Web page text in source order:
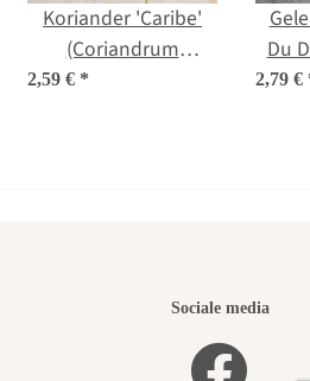
Koriander 'Caribe'
(Coriandrum
sativum) bio zaad
2,59 € *
Du
2,79 €
Sociale media